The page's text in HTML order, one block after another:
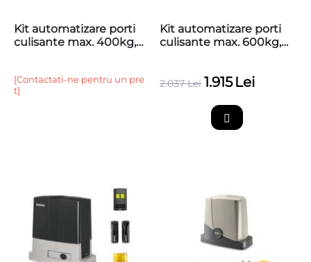
Kit automatizare porti
culisante max. 400kg,
[Contactati-ne pentru un pre
t]
Kit automatizare porti
culisante max. 600kg,
2.037 Lei 1.915 Lei